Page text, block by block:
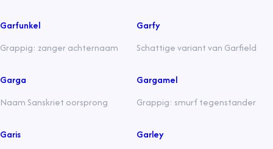
Garfunkel
Grappig: zanger achternaam
Garfy
Schattige variant van Garfield
Garga
Naam Sanskriet oorsprong
Gargamel
Grappig: smurf tegenstander
Garis
Garley